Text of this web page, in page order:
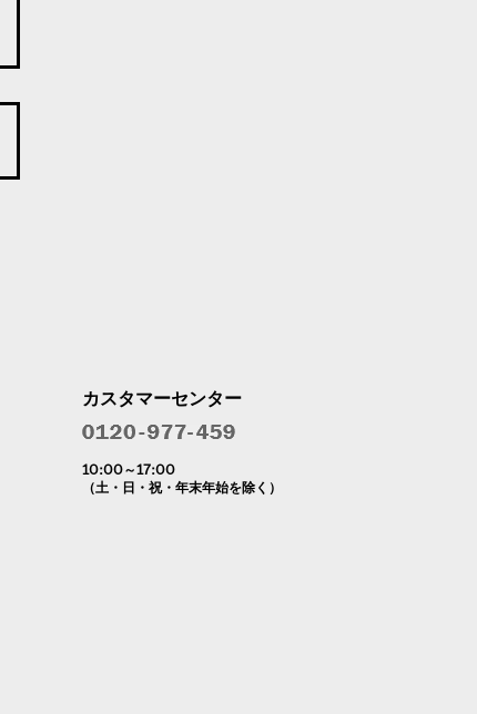
カスタマーセンター
10:00～17:00
（土・日・祝・年末年始を除く）